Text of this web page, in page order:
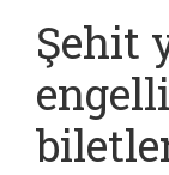
Şehit